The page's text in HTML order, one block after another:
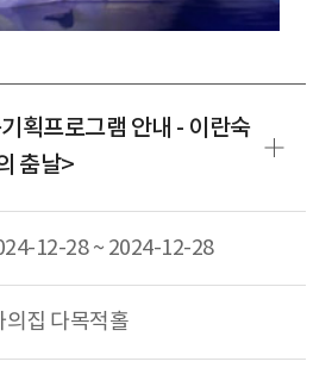
획프로그램 안내 - 이란숙
춤날>
12-28 ~ 2024-12-28
의집 다목적홀